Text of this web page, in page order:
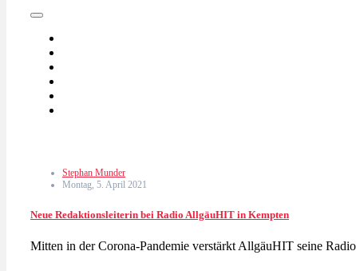
Stephan Munder
Montag, 5. April 2021
Neue Redaktionsleiterin bei Radio AllgäuHIT in Kempten
Mitten in der Corona-Pandemie verstärkt AllgäuHIT seine